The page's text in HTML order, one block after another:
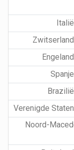
Italië
Zwitserland
Brazilië
Verenigde Staten
Noord-